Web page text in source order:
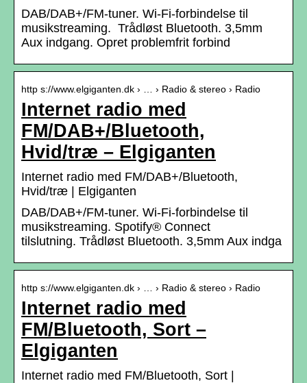
DAB/DAB+/FM-tuner. Wi-Fi-forbindelse til
musikstreaming. Trådløst Bluetooth. 3,5mm
Aux indgang. Opret problemfrit forbind
http s://www.elgiganten.dk › … › Radio & stereo › Radio
Internet radio med
FM/DAB+/Bluetooth,
Hvid/træ – Elgiganten
Internet radio med FM/DAB+/Bluetooth,
Hvid/træ | Elgiganten
DAB/DAB+/FM-tuner. Wi-Fi-forbindelse til
musikstreaming. Spotify® Connect
tilslutning. Trådløst Bluetooth. 3,5mm Aux indga
http s://www.elgiganten.dk › … › Radio & stereo › Radio
Internet radio med
FM/Bluetooth, Sort –
Elgiganten
Internet radio med FM/Bluetooth, Sort |